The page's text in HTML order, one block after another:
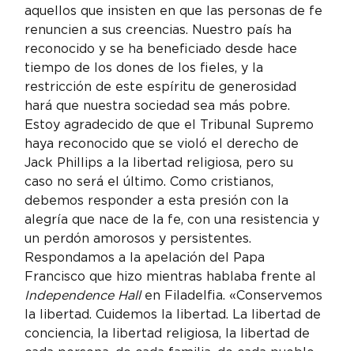
aquellos que insisten en que las personas de fe
renuncien a sus creencias. Nuestro país ha
reconocido y se ha beneficiado desde hace
tiempo de los dones de los fieles, y la
restricción de este espíritu de generosidad
hará que nuestra sociedad sea más pobre.
Estoy agradecido de que el Tribunal Supremo
haya reconocido que se violó el derecho de
Jack Phillips a la libertad religiosa, pero su
caso no será el último. Como cristianos,
debemos responder a esta presión con la
alegría que nace de la fe, con una resistencia y
un perdón amorosos y persistentes.
Respondamos a la apelación del Papa
Francisco que hizo mientras hablaba frente al
Independence Hall en Filadelfia. «Conservemos
la libertad. Cuidemos la libertad. La libertad de
conciencia, la libertad religiosa, la libertad de